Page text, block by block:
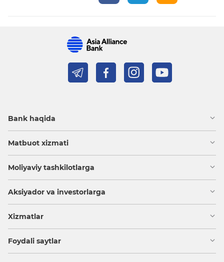
Bank haqida
Matbuot xizmati
Moliyaviy tashkilotlarga
Aksiyador va investorlarga
Xizmatlar
Foydali saytlar